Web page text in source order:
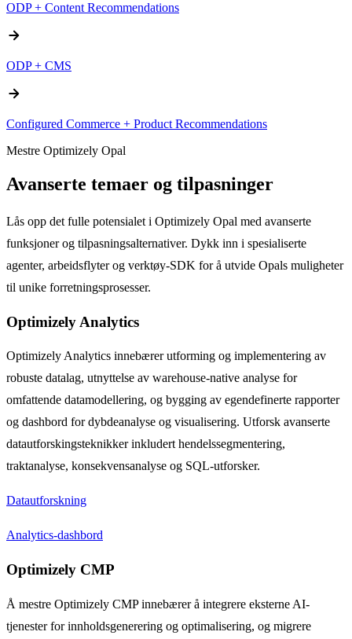
ODP + Content Recommendations
arrow_forward
ODP + CMS
arrow_forward
Configured Commerce + Product Recommendations
Mestre Optimizely Opal
Avanserte temaer og tilpasninger
Lås opp det fulle potensialet i Optimizely Opal med avanserte
funksjoner og tilpasningsalternativer. Dykk inn i spesialiserte
agenter, arbeidsflyter og verktøy-SDK for å utvide Opals muligheter
til unike forretningsprosesser.
Optimizely Analytics
Optimizely Analytics innebærer utforming og implementering av
robuste datalag, utnyttelse av warehouse-native analyse for
omfattende datamodellering, og bygging av egendefinerte rapporter
og dashbord for dybdeanalyse og visualisering. Utforsk avanserte
datautforskingsteknikker inkludert hendelssegmentering,
traktanalyse, konsekvensanalyse og SQL-utforsker.
Datautforskning
Analytics-dashbord
Optimizely CMP
Å mestre Optimizely CMP innebærer å integrere eksterne AI-
tjenester for innholdsgenerering og optimalisering, og migrere